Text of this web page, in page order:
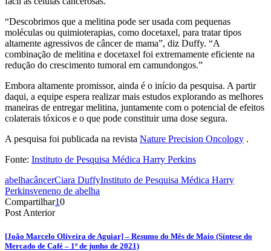
“Descobrimos que a melitina pode ser usada com pequenas
moléculas ou quimioterapias, como docetaxel, para tratar tipos
altamente agressivos de câncer de mama”, diz Duffy. “A
combinação de melitina e docetaxel foi extremamente eficiente na
redução do crescimento tumoral em camundongos.”
Embora altamente promissor, ainda é o início da pesquisa. A partir
daqui, a equipe espera realizar mais estudos explorando as melhores
maneiras de entregar melitina, juntamente com o potencial de efeitos
colaterais tóxicos e o que pode constituir uma dose segura.
A pesquisa foi publicada na revista Nature Precision Oncology .
Fonte: Instituto de Pesquisa Médica Harry Perkins
abelhacâncerCiara DuffyInstituto de Pesquisa Médica Harry
Perkinsveneno de abelha
Compartilhar10
Post Anterior
[João Marcelo Oliveira de Aguiar] – Resumo do Mês de Maio (Síntese do
Mercado de Café – 1º de junho de 2021)